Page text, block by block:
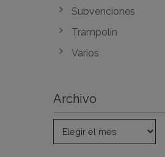
Subvenciones
Trampolín
Varios
Archivo